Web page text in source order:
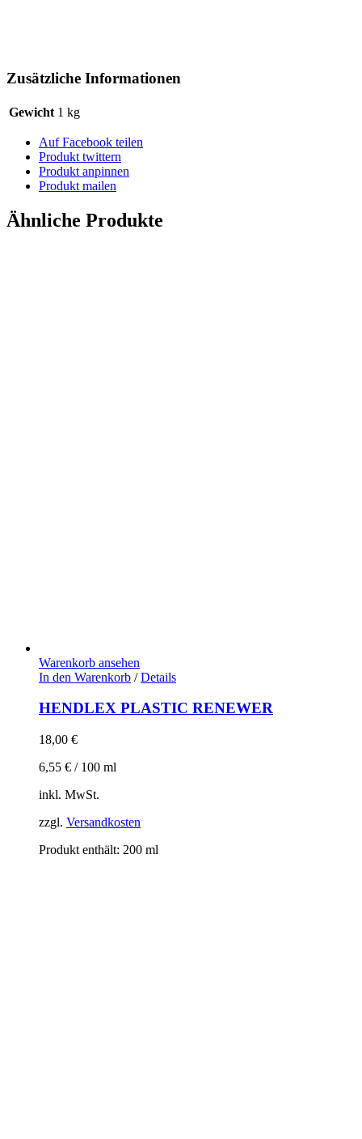
Zusätzliche Informationen
Gewicht 1 kg
Auf Facebook teilen
Produkt twittern
Produkt anpinnen
Produkt mailen
Ähnliche Produkte
Warenkorb ansehen
In den Warenkorb / Details
HENDLEX PLASTIC RENEWER
18,00 €
6,55 € / 100 ml
inkl. MwSt.
zzgl. Versandkosten
Produkt enthält: 200 ml